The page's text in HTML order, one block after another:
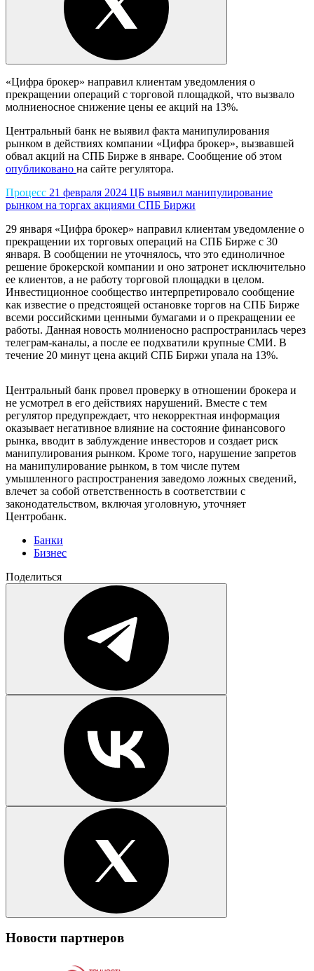
«Цифра брокер» направил клиентам уведомления о
прекращении операций с торговой площадкой, что вызвало
молниеносное снижение цены ее акций на 13%.
Центральный банк не выявил факта манипулирования
рынком в действиях компании «Цифра брокер», вызвавшей
обвал акций на СПБ Бирже в январе. Сообщение об этом
опубликовано на сайте регулятора.
Процесс 21 февраля 2024 ЦБ выявил манипулирование
рынком на торгах акциями СПБ Биржи
29 января «Цифра брокер» направил клиентам уведомление о
прекращении их торговых операций на СПБ Бирже с 30
января. В сообщении не уточнялось, что это единоличное
решение брокерской компании и оно затронет исключительно
ее клиентов, а не работу торговой площадки в целом.
Инвестиционное сообщество интерпретировало сообщение
как известие о предстоящей остановке торгов на СПБ Бирже
всеми российскими ценными бумагами и о прекращении ее
работы. Данная новость молниеносно распространилась через
телеграм-каналы, а после ее подхватили крупные СМИ. В
течение 20 минут цена акций СПБ Биржи упала на 13%.
Центральный банк провел проверку в отношении брокера и
не усмотрел в его действиях нарушений. Вместе с тем
регулятор предупреждает, что некорректная информация
оказывает негативное влияние на состояние финансового
рынка, вводит в заблуждение инвесторов и создает риск
манипулирования рынком. Кроме того, нарушение запретов
на манипулирование рынком, в том числе путем
умышленного распространения заведомо ложных сведений,
влечет за собой ответственность в соответствии с
законодательством, включая уголовную, уточняет
Центробанк.
Банки
Бизнес
Поделиться
Новости партнеров